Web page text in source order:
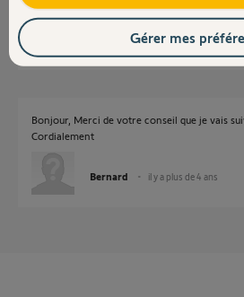
Anonyme il y a plus de 4 ans
Bonjour, Merci de votre conseil que je vais
Cordialement
Bernard il y a plus de 4 ans
Gérer mes